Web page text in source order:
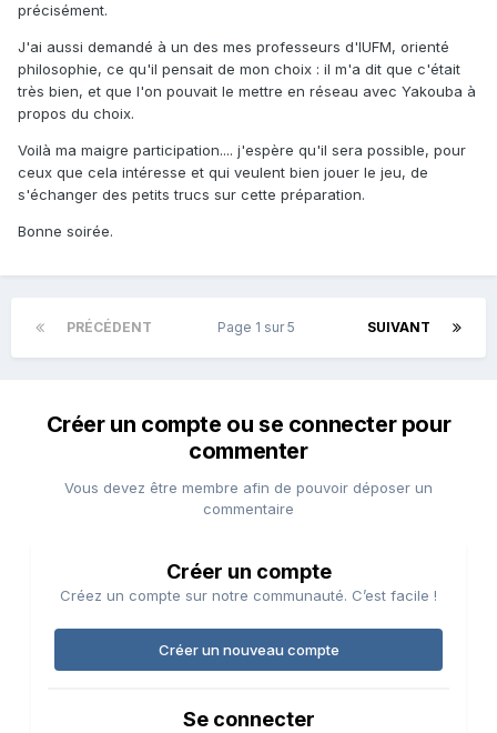
précisément.
J'ai aussi demandé à un des mes professeurs d'IUFM, orienté
philosophie, ce qu'il pensait de mon choix : il m'a dit que c'était
très bien, et que l'on pouvait le mettre en réseau avec Yakouba à
propos du choix.
Voilà ma maigre participation.... j'espère qu'il sera possible, pour
ceux que cela intéresse et qui veulent bien jouer le jeu, de
s'échanger des petits trucs sur cette préparation.
Bonne soirée.
PRÉCÉDENT SUIVANT
Page 1 sur 5
Créer un compte ou se connecter pour
commenter
Vous devez être membre afin de pouvoir déposer un
commentaire
Créer un compte
Créez un compte sur notre communauté. C’est facile !
Créer un nouveau compte
Se connecter